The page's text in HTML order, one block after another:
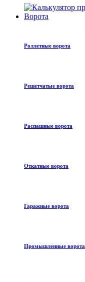
Ворота
Роллетные ворота
Решетчатые ворота
Распашные ворота
Откатные ворота
Гаражные ворота
Промышленные ворота